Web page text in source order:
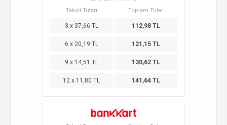
Taksit Tutarı Toplam Tutar
3 x 37,66 TL 112,98 TL
6 x 20,19 TL 121,15 TL
9 x 14,51 TL 130,62 TL
12 x 11,80 TL 141,64 TL